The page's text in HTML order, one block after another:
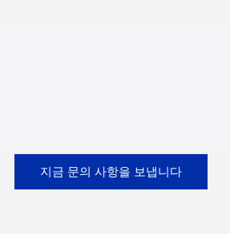
지금 문의 사항을 보냅니다